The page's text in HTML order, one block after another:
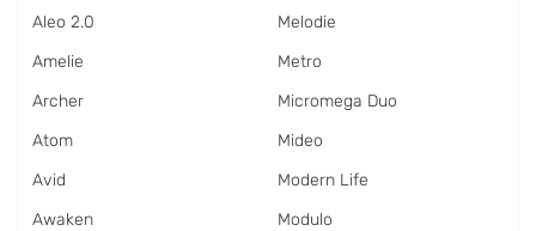
Aleo 2.0
Amelie
Archer
Atom
Avid
Awaken
Melodie
Metro
Micromega Duo
Mideo
Modern Life
Modulo